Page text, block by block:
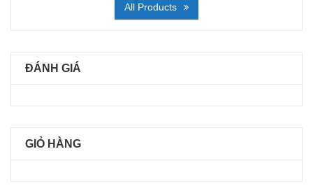
All Products
ĐÁNH GIÁ
GIỎ HÀNG